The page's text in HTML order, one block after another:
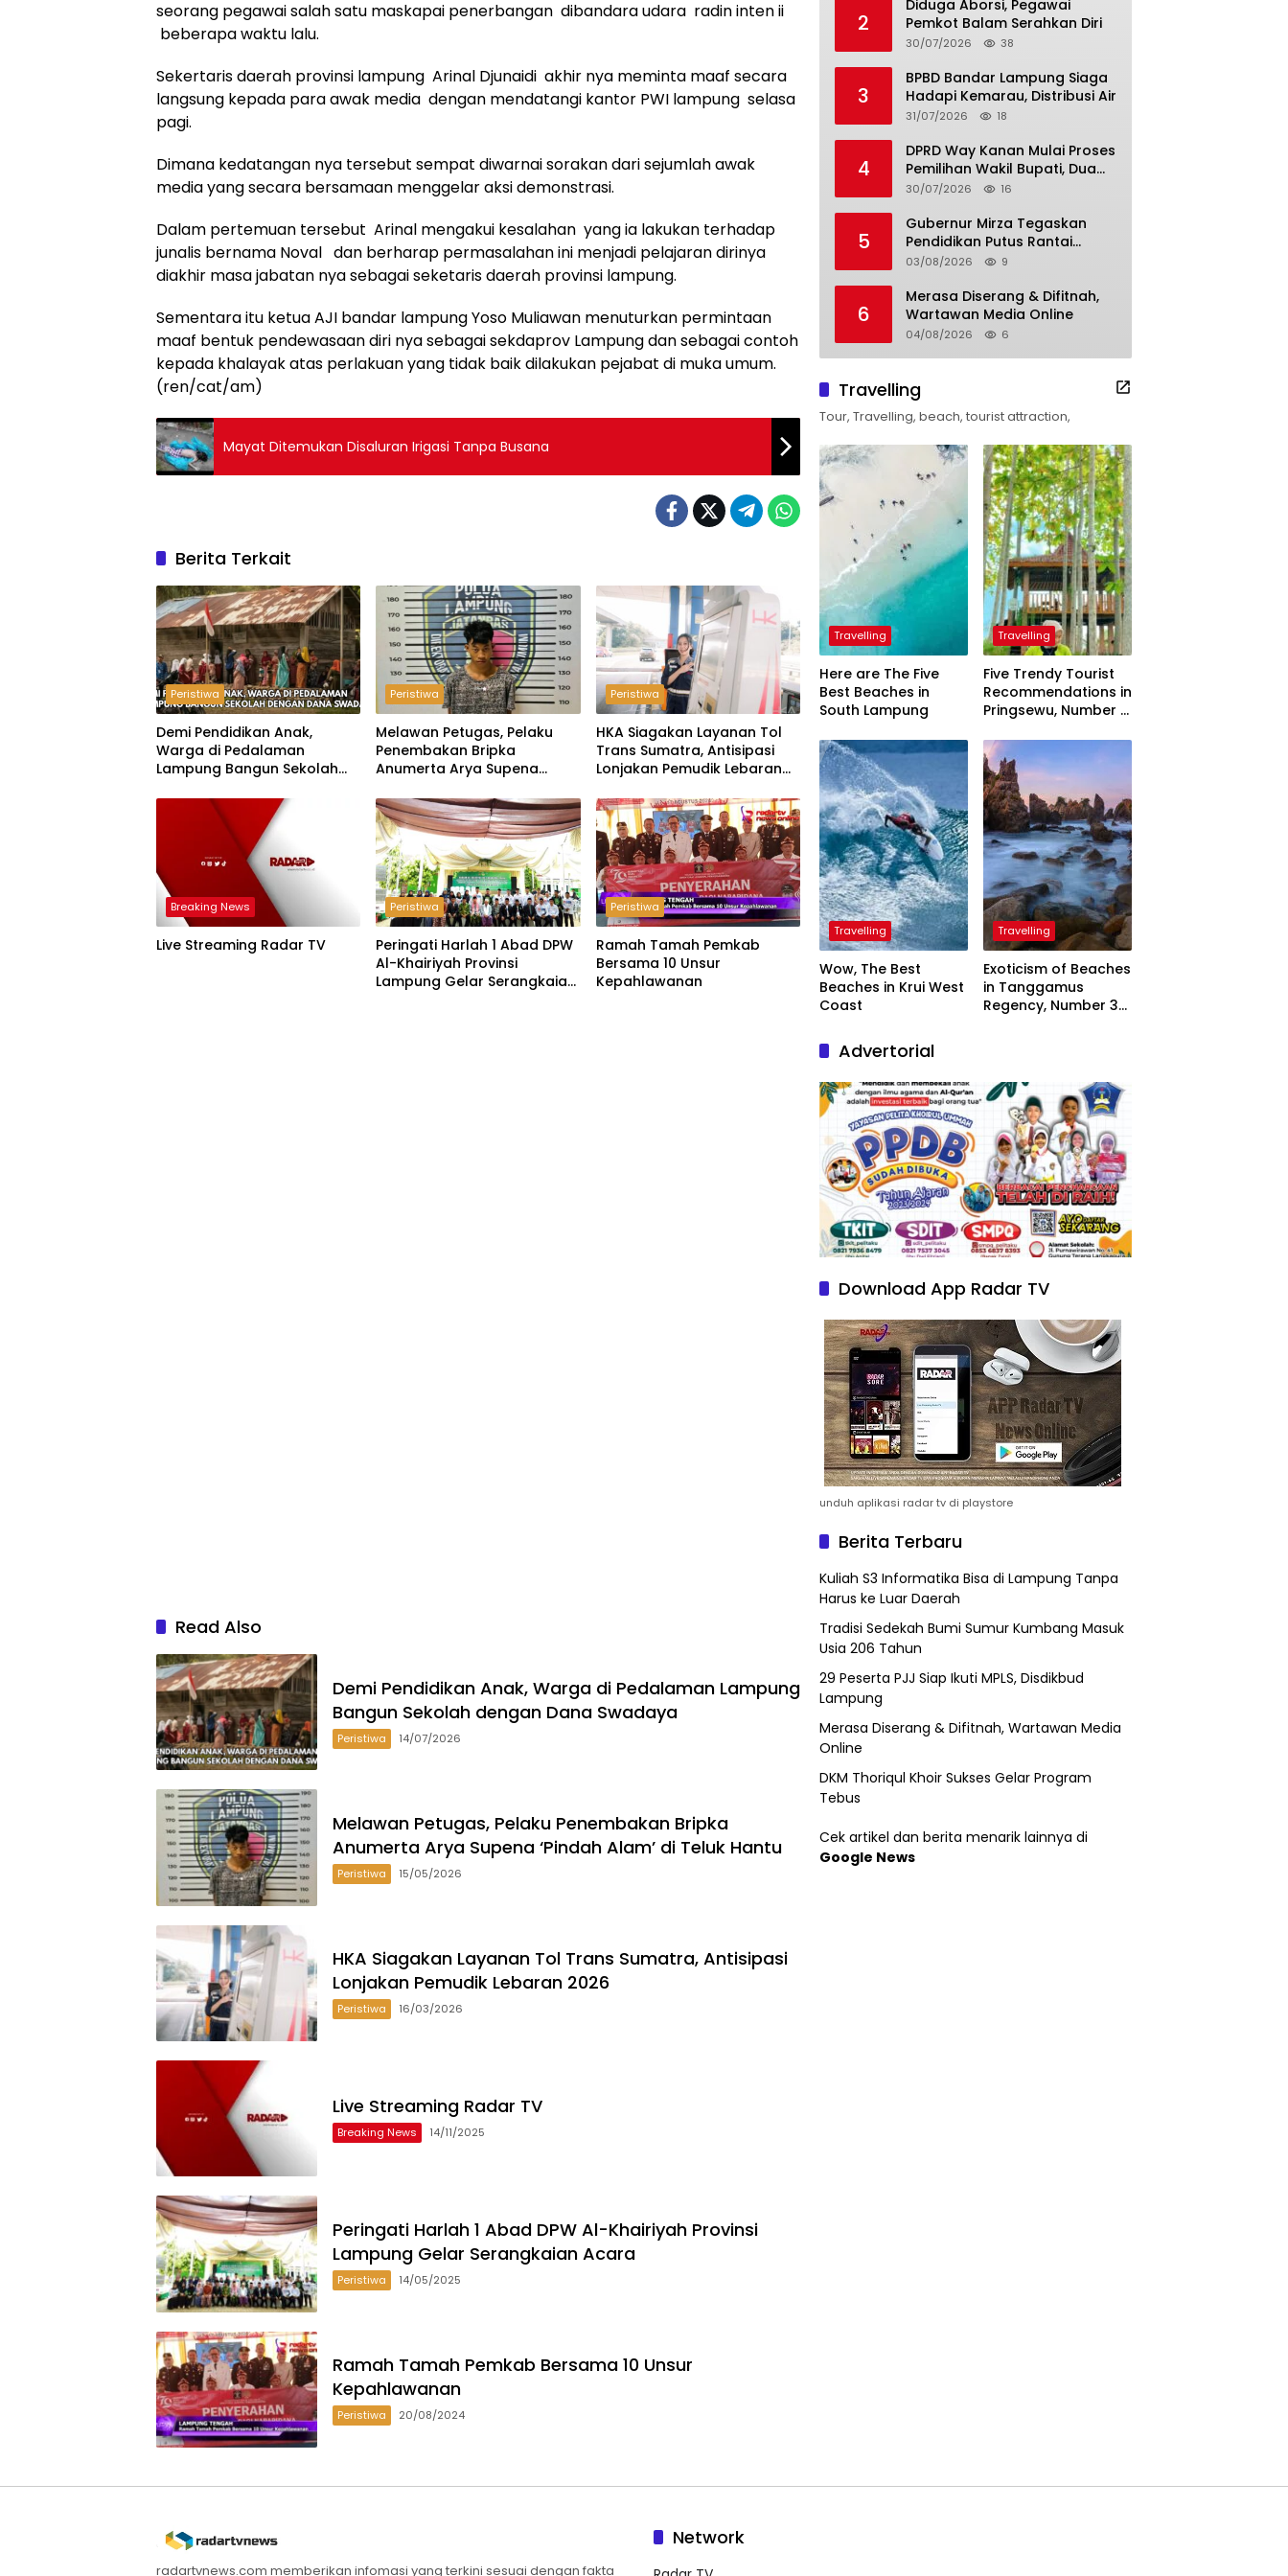
seorang pegawai salah satu maskapai penerbangan dibandara udara radin inten ii
beberapa waktu lalu.
Sekertaris daerah provinsi lampung Arinal Djunaidi akhir nya meminta maaf secara
langsung kepada para awak media dengan mendatangi kantor PWI lampung selasa
pagi.
Dimana kedatangan nya tersebut sempat diwarnai sorakan dari sejumlah awak
media yang secara bersamaan menggelar aksi demonstrasi.
Dalam pertemuan tersebut Arinal mengakui kesalahan yang ia lakukan terhadap
junalis bernama Noval dan berharap permasalahan ini menjadi pelajaran dirinya
diakhir masa jabatan nya sebagai seketaris daerah provinsi lampung.
Sementara itu ketua AJI bandar lampung Yoso Muliawan menuturkan permintaan
maaf bentuk pendewasaan diri nya sebagai sekdaprov Lampung dan sebagai contoh
kepada khalayak atas perlakuan yang tidak baik dilakukan pejabat di muka umum.
(ren/cat/am)
Mayat Ditemukan Disaluran Irigasi Tanpa Busana
Berita Terkait
Peristiwa
Demi Pendidikan Anak,
Warga di Pedalaman
Lampung Bangun Sekolah
Peristiwa
Melawan Petugas, Pelaku
Penembakan Bripka
Anumerta Arya Supena
Peristiwa
HKA Siagakan Layanan Tol
Trans Sumatra, Antisipasi
Lonjakan Pemudik Lebaran
Breaking News
Live Streaming Radar TV
Peristiwa
Peringati Harlah 1 Abad DPW
Al-Khairiyah Provinsi
Lampung Gelar Serangkaian
Peristiwa
Ramah Tamah Pemkab
Bersama 10 Unsur
Kepahlawanan
Read Also
Demi Pendidikan Anak, Warga di Pedalaman Lampung
Bangun Sekolah dengan Dana Swadaya
Peristiwa 14/07/2026
Melawan Petugas, Pelaku Penembakan Bripka
Anumerta Arya Supena ‘Pindah Alam’ di Teluk Hantu
Peristiwa 15/05/2026
HKA Siagakan Layanan Tol Trans Sumatra, Antisipasi
Lonjakan Pemudik Lebaran 2026
Peristiwa 16/03/2026
Live Streaming Radar TV
Breaking News 14/11/2025
Peringati Harlah 1 Abad DPW Al-Khairiyah Provinsi
Lampung Gelar Serangkaian Acara
Peristiwa 14/05/2025
Ramah Tamah Pemkab Bersama 10 Unsur
Kepahlawanan
Peristiwa 20/08/2024
2
Diduga Aborsi, Pegawai
Pemkot Balam Serahkan Diri
30/07/2026 38
3
BPBD Bandar Lampung Siaga
Hadapi Kemarau, Distribusi Air
31/07/2026 18
4
DPRD Way Kanan Mulai Proses
Pemilihan Wakil Bupati, Dua
Nama Resmi Bersaing
30/07/2026 16
5
Gubernur Mirza Tegaskan
Pendidikan Putus Rantai
Kemiskinan
03/08/2026 9
6
Merasa Diserang & Difitnah,
Wartawan Media Online
04/08/2026 6
Travelling
Tour, Travelling, beach, tourist attraction,
Travelling
Here are The Five
Best Beaches in
South Lampung
Travelling
Five Trendy Tourist
Recommendations in
Pringsewu, Number 3
President
Travelling
Wow, The Best
Beaches in Krui West
Coast
Travelling
Exoticism of Beaches
in Tanggamus
Regency, Number 3
Advertorial
Download App Radar TV
unduh aplikasi radar tv di playstore
Berita Terbaru
Kuliah S3 Informatika Bisa di Lampung Tanpa
Harus ke Luar Daerah
Tradisi Sedekah Bumi Sumur Kumbang Masuk
Usia 206 Tahun
29 Peserta PJJ Siap Ikuti MPLS, Disdikbud
Lampung
Merasa Diserang & Difitnah, Wartawan Media
Online
DKM Thoriqul Khoir Sukses Gelar Program
Tebus
Cek artikel dan berita menarik lainnya di
Google News
radartvnews.com memberikan infomasi yang terkini sesuai dengan fakta
Network